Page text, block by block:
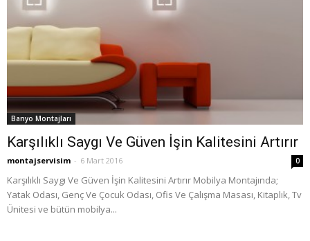
Banyo Montajları
Karşılıklı Saygı Ve Güven İşin Kalitesini Artırır
montajservisim - 6 Mart 2016 0
Karşılıklı Saygı Ve Güven İşin Kalitesini Artırır Mobilya Montajında;
Yatak Odası, Genç Ve Çocuk Odası, Ofis Ve Çalışma Masası, Kitaplık, Tv
Ünitesi ve bütün mobilya...